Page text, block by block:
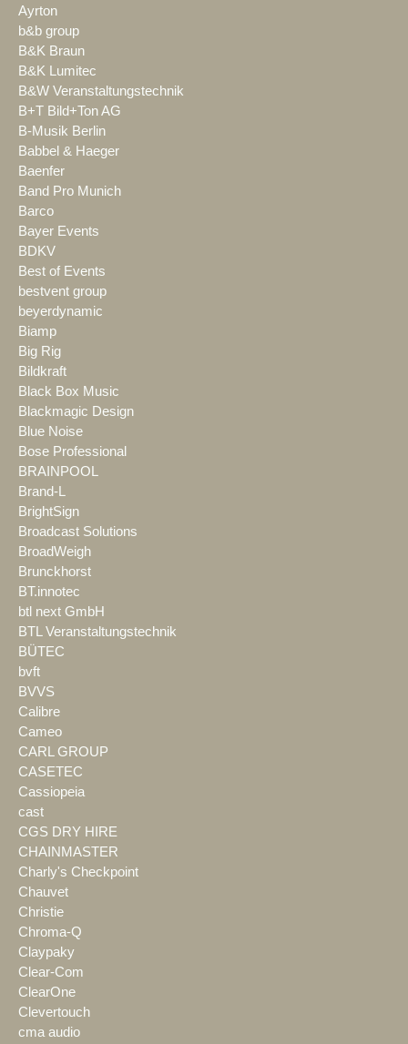
Ayrton
b&b group
B&K Braun
B&K Lumitec
B&W Veranstaltungstechnik
B+T Bild+Ton AG
B-Musik Berlin
Babbel & Haeger
Baenfer
Band Pro Munich
Barco
Bayer Events
BDKV
Best of Events
bestvent group
beyerdynamic
Biamp
Big Rig
Bildkraft
Black Box Music
Blackmagic Design
Blue Noise
Bose Professional
BRAINPOOL
Brand-L
BrightSign
Broadcast Solutions
BroadWeigh
Brunckhorst
BT.innotec
btl next GmbH
BTL Veranstaltungstechnik
BÜTEC
bvft
BVVS
Calibre
Cameo
CARL GROUP
CASETEC
Cassiopeia
cast
CGS DRY HIRE
CHAINMASTER
Charly's Checkpoint
Chauvet
Christie
Chroma-Q
Claypaky
Clear-Com
ClearOne
Clevertouch
cma audio